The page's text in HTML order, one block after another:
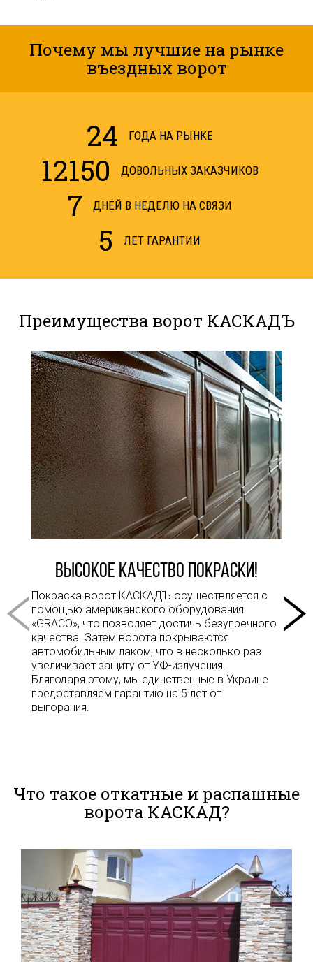
Почему мы лучшие на рынке
въездных ворот
24 ГОДА НА РЫНКЕ
12150 ДОВОЛЬНЫХ ЗАКАЗЧИКОВ
7 ДНЕЙ В НЕДЕЛЮ НА СВЯЗИ
5 ЛЕТ ГАРАНТИИ
Преимущества ворот КАСКАДЪ
Высокое качество покраски!
Покраска ворот КАСКАДЪ осуществляется с
помощью американского оборудования
«GRACO», что позволяет достичь безупречного
качества. Затем ворота покрываются
автомобильным лаком, что в несколько раз
увеличивает защиту от УФ-излучения.
Блягодаря этому, мы единственные в Украине
предоставляем гарантию на 5 лет от
выгорания.
Что такое откатные и распашные
ворота КАСКАД?